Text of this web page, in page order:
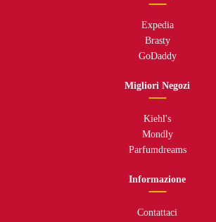
Expedia
Brasty
GoDaddy
Migliori Negozi
Kiehl's
Mondly
Parfumdreams
Informazione
Contattaci